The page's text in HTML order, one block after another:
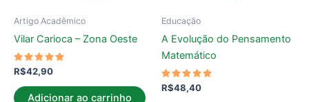
Artigo Acadêmico
Vilar Carioca – Zona Oeste
Avaliação
5.00
de 5
R$42,90
Adicionar ao carrinho
Educação
A Evolução do Pensamento
Matemático
Avaliação
5.00
R$48,40